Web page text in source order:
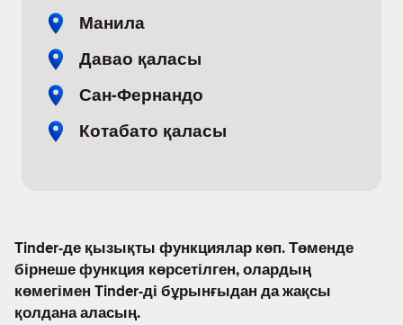
Манила
Давао қаласы
Сан-Фернандо
Котабато қаласы
Tinder-де қызықты функциялар көп. Төменде
бірнеше функция көрсетілген, олардың
көмегімен Tinder-ді бұрынғыдан да жақсы
қолдана аласың.